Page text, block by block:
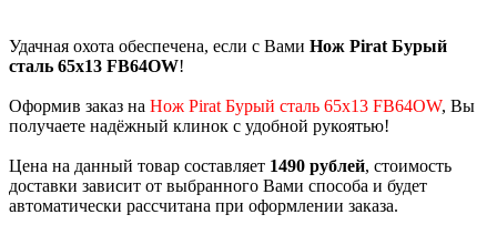
Удачная охота обеспечена, если с Вами Нож Pirat Бурый
сталь 65х13 FB64OW!
Оформив заказ на Нож Pirat Бурый сталь 65х13 FB64OW, Вы
получаете надёжный клинок с удобной рукоятью!
Цена на данный товар составляет 1490 рублей, стоимость
доставки зависит от выбранного Вами способа и будет
автоматически рассчитана при оформлении заказа.